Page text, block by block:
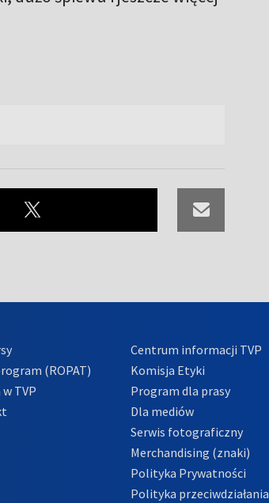
(ROPAT)
TVP
Centrum informacji TVP
Komisja Etyki
Program dla prasy
Dla mediów
Serwis fotograficzny
Merchandising (znaki)
Polityka Prywatności
Polityka przeciwdziałania